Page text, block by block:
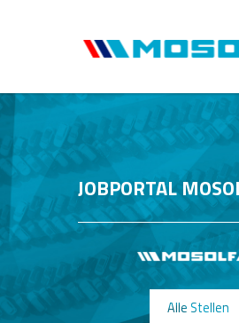
JOBPORTAL
Alle Stellen